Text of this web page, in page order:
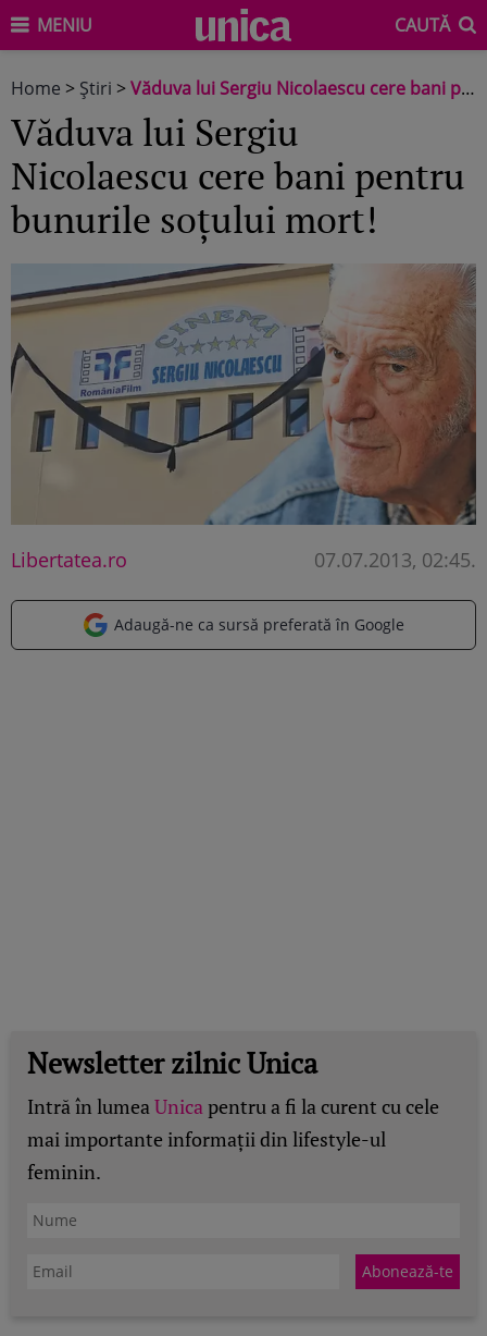
MENIU CAUTĂ
Home > Știri >Văduva lui Sergiu Nicolaescu cere bani pentru bunurile soţului mort!
Văduva lui Sergiu
Nicolaescu cere bani pentru
bunurile soţului mort!
Libertatea.ro 07.07.2013, 02:45.
Adaugă-ne ca sursă preferată în Google
Newsletter zilnic Unica
Intră în lumeaUnicapentru a fi la curent cu cele
mai importante informații din lifestyle-ul
feminin.